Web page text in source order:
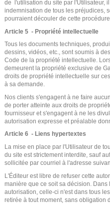
de l'utilisation du site par l'Utilisateur,
indemnisation de tous les préjudices,
pourraient découler de cette
Article 5 - Propriété intellectuelle
Tous les documents techniques,
dessins, vidéos, etc., sont soumis à
Code de la propriété intellectuelle.
demeurent la propriété exclusive de
droits de propriété intellectuelle sur
à sa demande.
Nos clients s'engagent à ne faire
de porter atteinte aux droits de
fournisseur et s'engagent à ne les
autorisation expresse et préalable
Article 6 - Liens hypertextes
La mise en place par l'Utilisateur de
du site est strictement interdite, sauf
sollicitée par courriel à l'adresse
L'Éditeur est libre de refuser cette
manière que ce soit sa décision.
autorisation, celle-ci n'est dans tous
retirée à tout moment, sans obligation